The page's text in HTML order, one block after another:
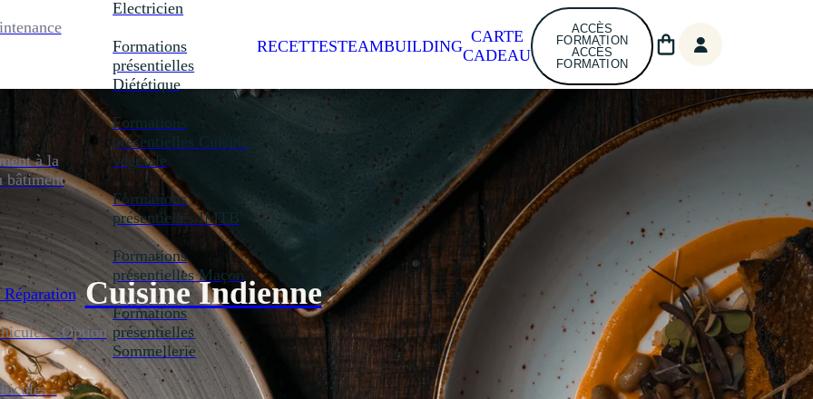
à la
bâtiment
- Option
-
Electricien
Formations
présentielles
Diététique
Formations
présentielles Cuisine
végétale
Formations
présentielles IMTB
Formations
présentielles Maçon
Formations
présentielles
Sommellerie
RECETTESTEAMBUILDING
CARTE
CADEAU
ACCÈS
FORMATION
ACCÈS
FORMATION
Cuisine Indienne